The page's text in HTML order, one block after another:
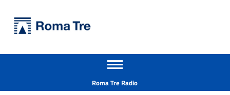
Roma Tre al servizio dell’emergenza - Università Roma Tre
Apri il menu secondario
Roma Tre Radio